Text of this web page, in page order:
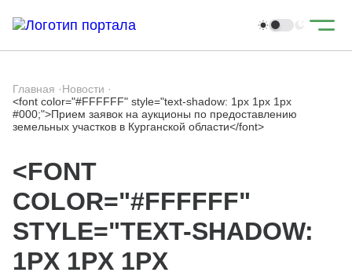
Главная ·Новости ·
<font color="#FFFFFF" style="text-shadow: 1px 1px 1px
#000;">Прием заявок на аукционы по предоставлению
земельных участков в Курганской области</font>
<FONT
COLOR="#FFFFFF"
STYLE="TEXT-SHADOW:
1PX 1PX 1PX